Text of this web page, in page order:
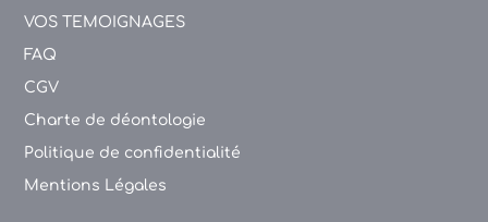
VOS TEMOIGNAGES
FAQ
CGV
Charte de déontologie
Politique de confidentialité
Mentions Légales